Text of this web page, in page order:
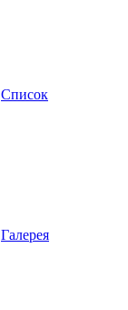
Список
Галерея